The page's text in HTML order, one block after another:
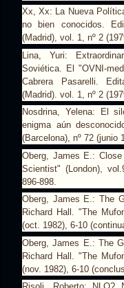
Xx, Xx: La Nueva
no bien conocidos.
(Madrid), vol. 1, nº 2
Lina, Yuri:
Soviética. El "OVNI-
Cabrera Pasarelli.
(Madrid). vol. 1, nº 2
Nosdrina, Yelena: El
enigma aún
(Barcelona), nº 72 (junio
Oberg, James E.:
Scientist" (London),
896-898.
Oberg, James E.: The
Richard Hall. "The
(oct. 1982), 6-10
Oberg, James E.: The
Richard Hall. "The
(nov. 1982), 6-10